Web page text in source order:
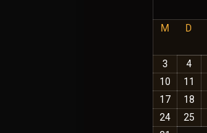
M
D
3
4
10
11
17
18
24
25